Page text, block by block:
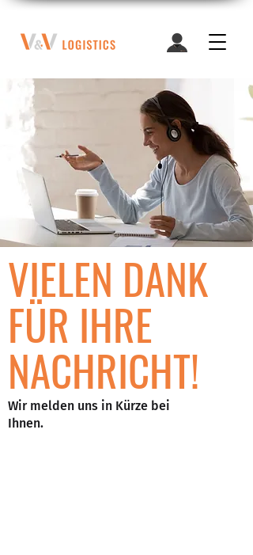
VIELEN DANK
FÜR IHRE
NACHRICHT!
Wir melden uns in Kürze bei
Ihnen.